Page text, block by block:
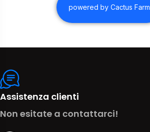
powered by Cactus Farm
Assistenza clienti
Non esitate a contattarci!